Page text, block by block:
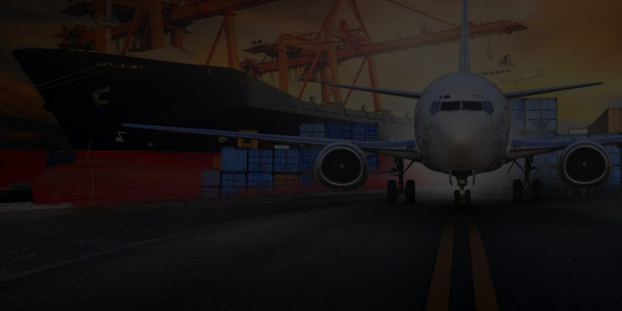
Encontrará nuestros planes Hot Box disponibles en nuestra página "Tienda".
VOLVER A LA TIENDA
Términos y Condiciones|Políticas de Privacidad|Políticas de Entrega Políticas de Reembolso|
©Hot Express Panamá | Moneda: USD ($) | Configurado por
WebZtudio.com